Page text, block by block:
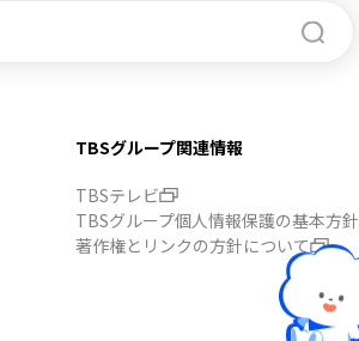
TBSグループ関連情報
TBSテレビ
TBSグループ個人情報保護の基本方針
著作権とリンクの方針について